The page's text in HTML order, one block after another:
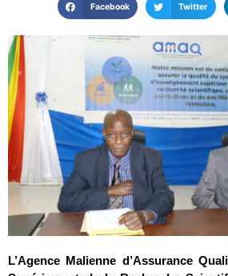
Facebook Twitter
L’Agence Malienne d’Assurance